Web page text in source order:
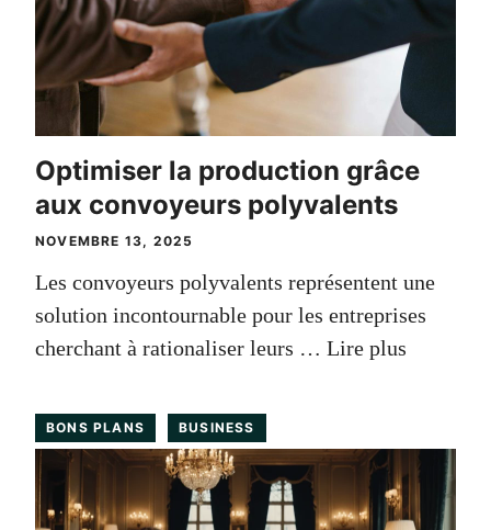
Optimiser la production grâce
aux convoyeurs polyvalents
NOVEMBRE 13, 2025
Les convoyeurs polyvalents représentent une
solution incontournable pour les entreprises
cherchant à rationaliser leurs … Lire plus
BONS PLANS BUSINESS